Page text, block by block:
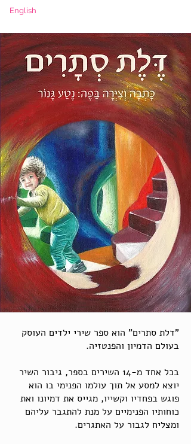
English
"דלת סתרים" הוא ספר שירי ילדים העוסק
בעולם הדמיון והפנטזיה.
בכל אחד מ-14 השירים בספר, גיבור השיר
יוצא למסע אל תוך עולמו הפנימי בו הוא
פוגש בפחדיו וקשייו, מגייס את דמיונו ואת
כוחותיו הפנימיים על מנת להתגבר עליהם
ומצליח לגבור על האתגרים.